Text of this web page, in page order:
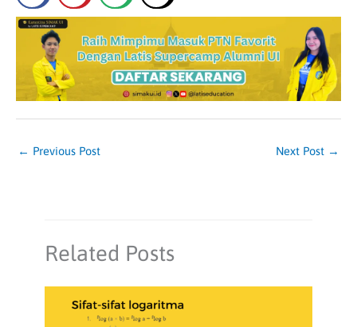
← Previous Post Next Post →
Related Posts